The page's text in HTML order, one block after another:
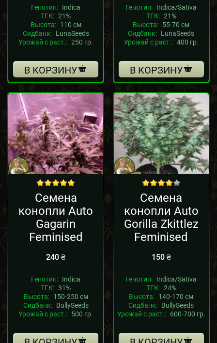
Генотип: Indica
ТГК: 21%
Высота: 110 см
Сидбанк: LunaSeeds
Урожай с раст.: 250 гр.
В КОРЗИНУ
Генотип: Indica/Sativa
ТГК: 21%
Высота: 55-70 см
Сидбанк: LunaSeeds
Урожай с раст.: 400 гр.
В КОРЗИНУ
Семена
конопли Auto
Gagarin
Feminised
240₴
Генотип: Indica
ТГК: 31%
Высота: 150-250 см
Сидбанк: BullySeeds
Урожай с раст.: 500 гр.
Семена
конопли Auto
Gorilla Zkittlez
Feminised
150 ₴
Генотип: Indica/Sativa
ТГК: 24%
Высота: 140-170 см
Сидбанк: BullySeeds
Урожай с раст.: 600-700 гр.